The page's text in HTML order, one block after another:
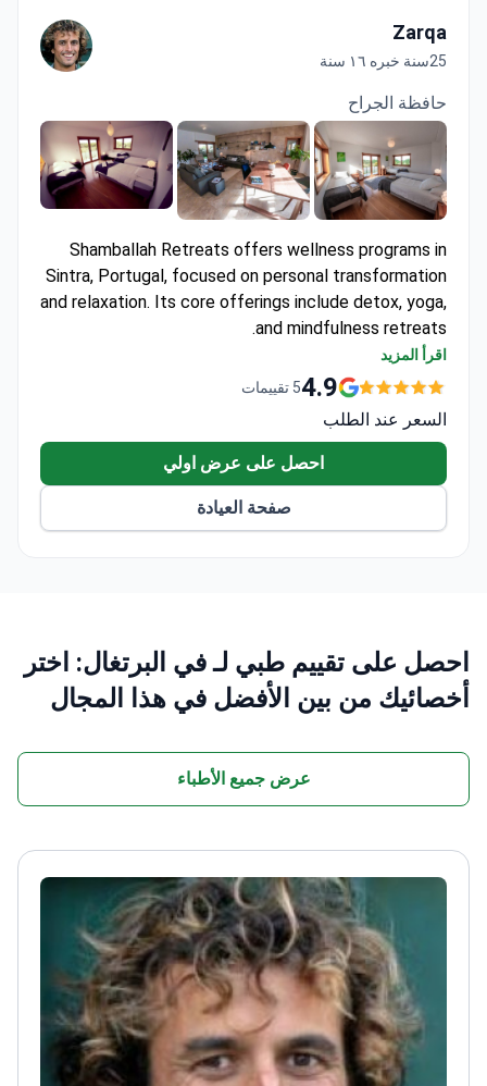
Zarqa
25سنة خبره ١٦ سنة
حافظة الجراح
Shamballah Retreats offers wellness programs in
Sintra, Portugal, focused on personal transformation
and relaxation. Its core offerings include detox, yoga,
and mindfulness retreats.
Set in the Sintra mountains, near UNESCO World
Heritage sites and natural parks.
Programs range from 3 to 14 days, with
customizable options for individual guests.
Vegetarian and vegan meals are prepared with
organic, locally sourced ingredients.
Private and group sessions available for yoga,
meditation, and holistic therapies.
اقرأ المزيد
4.95 تقييمات
السعر عند الطلب
احصل على عرض اولي
صفحة العيادة
احصل على تقييم طبي لـ في البرتغال: اختر
أخصائيك من بين الأفضل في هذا المجال
عرض جميع الأطباء